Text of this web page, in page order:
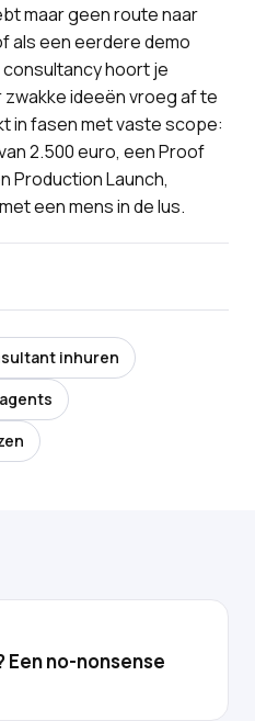
maar geen route naar
als een eerdere demo
hoort je
ideeën vroeg af te
in fasen met vaste scope:
2.500 euro, een Proof
Production Launch,
een mens in de lus.
inhuren
Een no-nonsense